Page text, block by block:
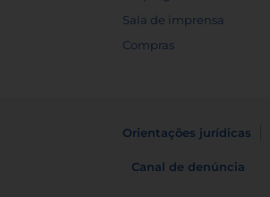
Sala de imprensa
Compras
Orientações jurídicas
Canal de denúncia